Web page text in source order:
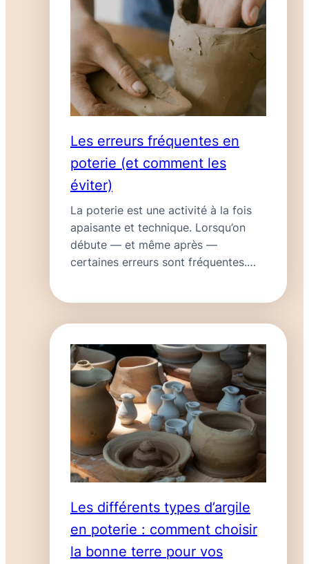
Les erreurs fréquentes en
poterie (et comment les
éviter)
La poterie est une activité à la fois
apaisante et technique. Lorsqu’on
débute — et même après —
certaines erreurs sont fréquentes.
fréquentes
en
poterie
(et
comment
les
Les différents types d’argile
en poterie : comment choisir
la bonne terre pour vos